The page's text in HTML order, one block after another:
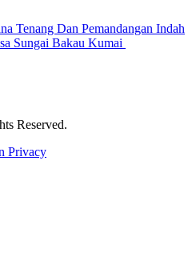
Tenang Dan Pemandangan Indah
Sungai Bakau Kumai
Reserved.
Privacy